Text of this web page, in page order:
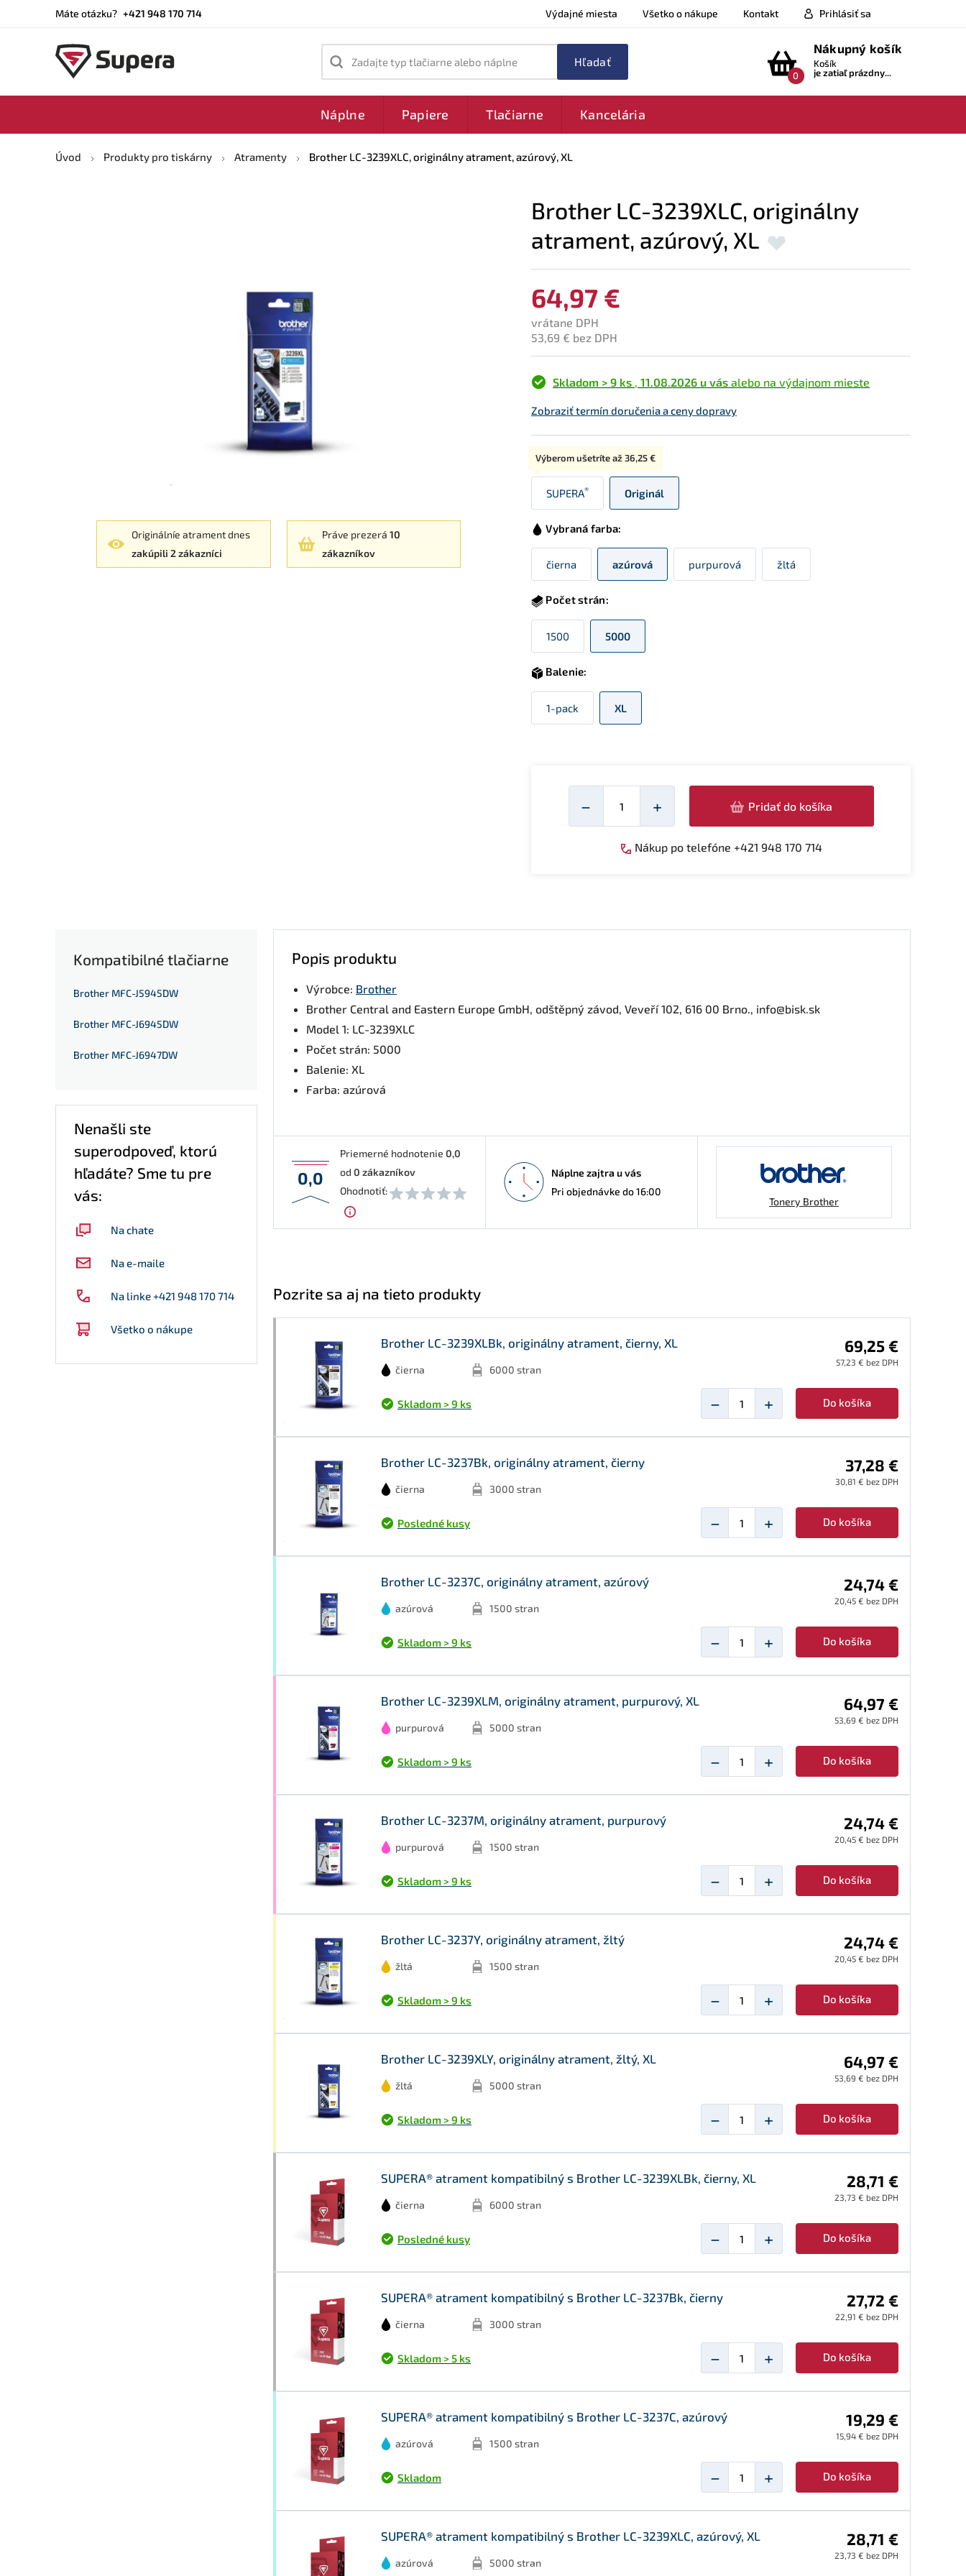
Máte otázku? +421 948 170 714 Výdajné miesta Všetko o nákupe Kontakt Prihlásiť sa
Zadajte typ tlačiarne alebo náplne
0
Nákupný košík
Košík
je zatiaľ prázdny...
Náplne Papiere Tlačiarne Kancelária
Úvod Produkty pro tiskárny Atramenty Brother LC-3239XLC, originálny atrament, azúrový, XL
Originálníe atrament dnes
zakúpili 2 zákazníci
Práve prezerá 10
zákazníkov
Brother LC-3239XLC, originálny
atrament, azúrový, XL
64,97 €
vrátane DPH
53,69 € bez DPH
Skladom > 9 ks 11.08.2026 u vás alebo na výdajnom mieste
Zobraziť termín doručenia a ceny dopravy
Typ:
SUPERA®
Výberom ušetríte až36,25 €
Originál
Vybraná farba:
čierna azúrová purpurová žltá
Počet strán:
1500 5000
Balenie:
1-pack XL
−
Množství
+ Pridať do košíka
Nákup po telefóne +421 948 170 714
Kompatibilné tlačiarne
Brother MFC-J5945DW
Brother MFC-J6945DW
Brother MFC-J6947DW
Nenašli ste
superodpoveď, ktorú
hľadáte? Sme tu pre
vás:
Na chate
Na e-maile
Na linke +421 948 170 714
Všetko o nákupe
Popis produktu
Výrobce: Brother
Brother Central and Eastern Europe GmbH, odštěpný závod, Veveří 102, 616 00 Brno., info@bisk.sk
Model 1: LC-3239XLC
Počet strán: 5000
Balenie: XL
Farba: azúrová
0,0
Priemerné hodnotenie0,0
od0 zákazníkov
Ohodnotiť:
Náplne zajtra u vás
Pri objednávke do 16:00
Tonery Brother
Pozrite sa aj na tieto produkty
Brother LC-3239XLBk, originálny atrament, čierny, XL
čierna 6000 stran
69,25 €
57,23 € bez DPH
Skladom > 9 ks − + Do košíka
Brother LC-3237Bk, originálny atrament, čierny
čierna 3000 stran
37,28 €
30,81 € bez DPH
Posledné kusy − + Do košíka
Brother LC-3237C, originálny atrament, azúrový
azúrová 1500 stran
24,74 €
20,45 € bez DPH
Skladom > 9 ks − + Do košíka
Brother LC-3239XLM, originálny atrament, purpurový, XL
purpurová 5000 stran
64,97 €
53,69 € bez DPH
Skladom > 9 ks − + Do košíka
Brother LC-3237M, originálny atrament, purpurový
purpurová 1500 stran
24,74 €
20,45 € bez DPH
Skladom > 9 ks − + Do košíka
Brother LC-3237Y, originálny atrament, žltý
žltá 1500 stran
24,74 €
20,45 € bez DPH
Skladom > 9 ks − + Do košíka
Brother LC-3239XLY, originálny atrament, žltý, XL
žltá 5000 stran
64,97 €
53,69 € bez DPH
Skladom > 9 ks − + Do košíka
SUPERA® atrament kompatibilný s Brother LC-3239XLBk, čierny, XL
čierna 6000 stran
28,71 €
23,73 € bez DPH
Posledné kusy − + Do košíka
SUPERA® atrament kompatibilný s Brother LC-3237Bk, čierny
čierna 3000 stran
27,72 €
22,91 € bez DPH
Skladom > 5 ks − + Do košíka
SUPERA® atrament kompatibilný s Brother LC-3237C, azúrový
azúrová 1500 stran
19,29 €
15,94 € bez DPH
Skladom − + Do košíka
SUPERA® atrament kompatibilný s Brother LC-3239XLC, azúrový, XL
azúrová 5000 stran
28,71 €
23,73 € bez DPH